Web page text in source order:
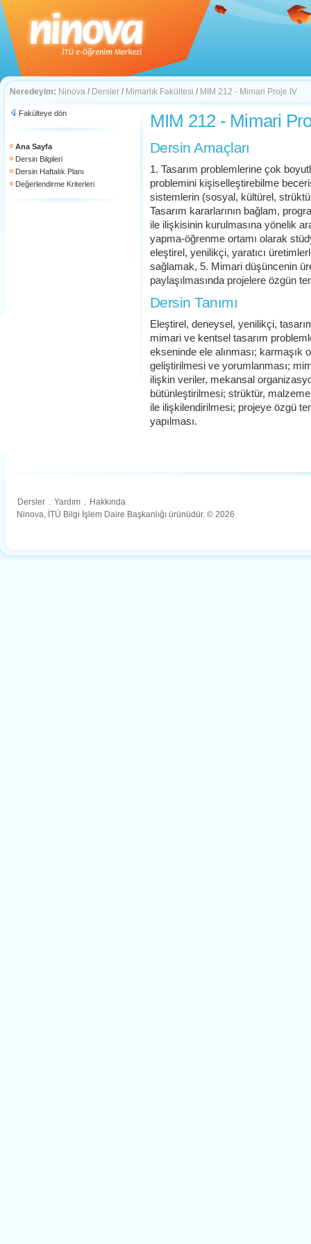
Neredeyim: Ninova / Dersler / Mimarlık Fakültesi / MIM 212 - Mimari Proje IV
Fakülteye dön
Ana Sayfa
Dersin Bilgileri
Dersin Haftalık Planı
Değerlendirme Kriterleri
MIM 212 - Mimari
Dersin Amaçları
1. Tasarım problemlerine çok
problemini kişiselleştirebilme
sistemlerin (sosyal, kültürel,
Tasarım kararlarının bağlam,
ile ilişkisinin kurulmasına yönelik
yapma-öğrenme ortamı olarak
eleştirel, yenilikçi, yaratıcı
sağlamak, 5. Mimari düşüncenin
paylaşılmasında projelere özgün
Dersin Tanımı
Eleştirel, deneysel, yenilikçi,
mimari ve kentsel tasarım
ekseninde ele alınması; karmaşık
geliştirilmesi ve yorumlanması;
ilişkin veriler, mekansal
bütünleştirilmesi; strüktür,
ile ilişkilendirilmesi; projeye özgü
yapılması.
Dersler . Yardım . Hakkında
Ninova, İTÜ Bilgi İşlem Daire Başkanlığı ürünüdür. © 2026